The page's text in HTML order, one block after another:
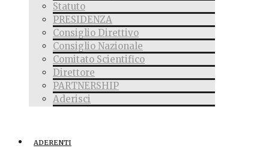
Statuto
PRESIDENZA
Consiglio Direttivo
Consiglio Nazionale
Comitato Scientifico
Direttore
PARTNERSHIP
Aderisci
ADERENTI